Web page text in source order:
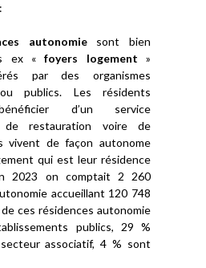
autonomiesont bien
ex «foyers logement »
par des organismes
publics. Les résidents
d’un service
de restauration voire de
vivent de façon autonome
qui est leur résidence
2023 on comptait 2 260
accueillant 120 748
ces résidences autonomie
publics, 29 %
associatif, 4 % sont